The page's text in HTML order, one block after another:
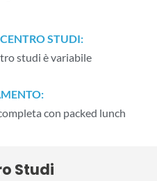
STUDI:
studi è variabile
con packed lunch
Studi